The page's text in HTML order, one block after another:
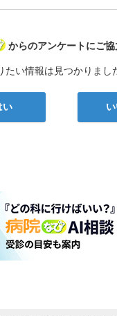
病院なび
からのアンケートにご協
たい情報は見つかりまし
い い